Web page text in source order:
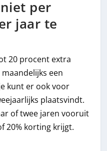
per
jaar te
20 procent extra
een
kunt er ook voor
plaatsvindt.
of twee jaren vooruit
20% korting krijgt.